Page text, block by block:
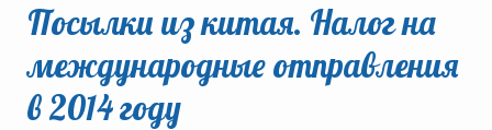
Посылки из китая. Налог на
международные отправления
в 2014 году